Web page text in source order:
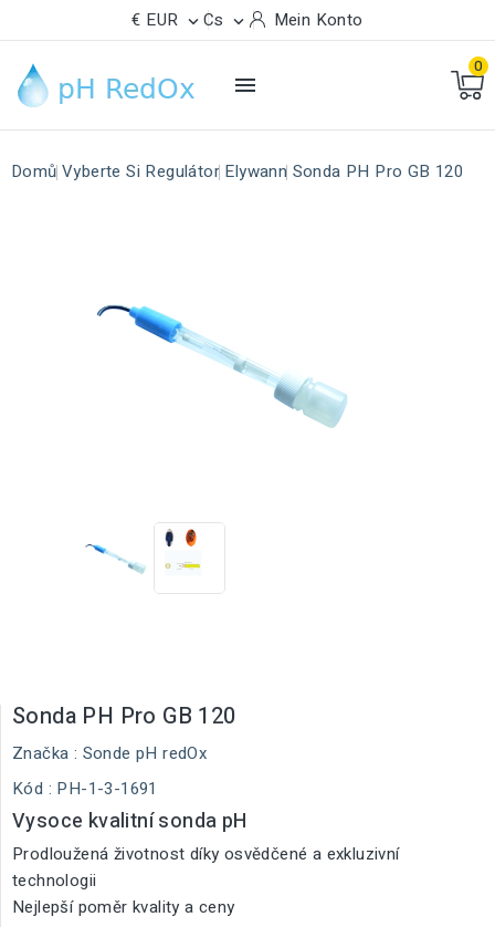
€ EUR  Cs  Mein Konto

0
Domů Vyberte Si Regulátor Elywann Sonda PH Pro GB 120
Sonda PH Pro GB 120
Značka : Sonde pH redOx
Kód : PH-1-3-1691
Vysoce kvalitní sonda pH
Prodloužená životnost díky osvědčené a exkluzivní
technologii
Nejlepší poměr kvality a ceny